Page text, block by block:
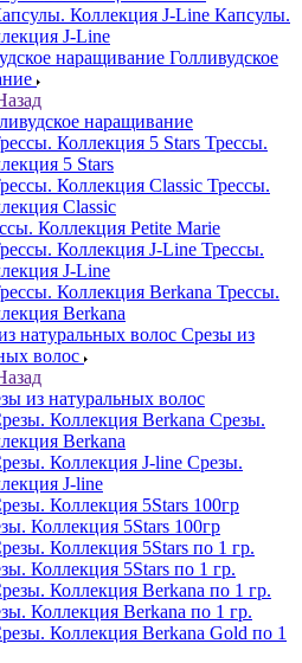
Капсулы.
J-Line
Голливудское
наращивание
Трессы.
5 Stars
Трессы.
Classic
Коллекция Petite Marie
Трессы.
J-Line
Трессы.
Berkana
Срезы из
волос
из натуральных волос
Срезы.
Berkana
Срезы.
J-line
Коллекция 5Stars 100гр
Коллекция 5Stars по 1 гр.
Коллекция Berkana по 1 гр.